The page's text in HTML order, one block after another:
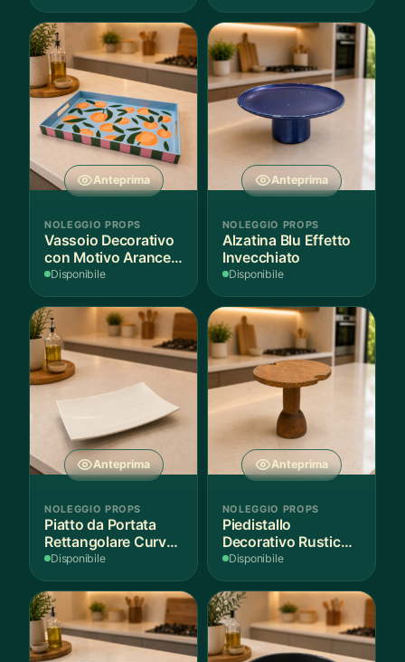
Anteprima
NOLEGGIO PROPS
Vassoio Decorativo
con Motivo Arance e
Foglie
Disponibile
Anteprima
NOLEGGIO PROPS
Alzatina Blu Effetto
Invecchiato
Disponibile
Anteprima
NOLEGGIO PROPS
Piatto da Portata
Rettangolare Curvo
Bianco
Disponibile
Anteprima
NOLEGGIO PROPS
Piedistallo
Decorativo Rustico
in Legno
Disponibile